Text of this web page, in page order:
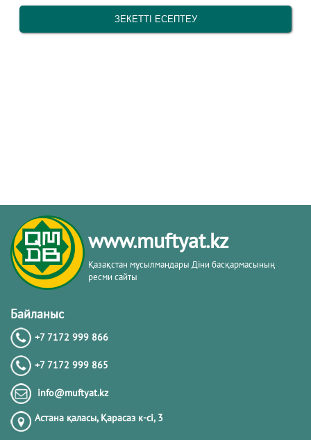
www.muftyat.kz
Қазақстан мұсылмандары Діни басқармасының
ресми сайты
Байланыс
+7 7172 999 866
+7 7172 999 865
info@muftyat.kz
Астана қаласы, Қарасаз к-сi, 3